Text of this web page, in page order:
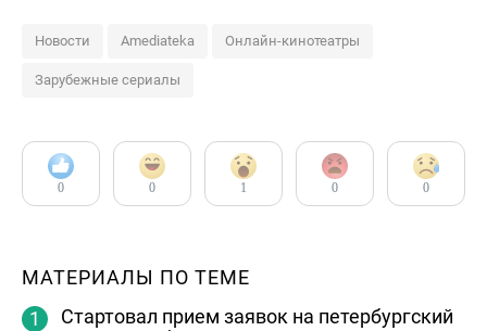
Новости Amediateka Онлайн-кинотеатры
Зарубежные сериалы
0 0 1 0 0
МАТЕРИАЛЫ ПО ТЕМЕ
Стартовал прием заявок на петербургский